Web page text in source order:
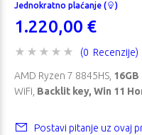
Jednokratno plaćanje ( )
1.220,00 €
(0 Recenzije)
AMD Ryzen 7 8845HS, 16GB
WiFi, Backlit key, Win 11
Postavi pitanje uz ovaj